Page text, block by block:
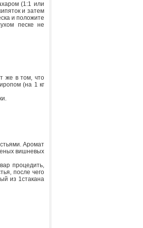
(1:1 или
и затем
и положите
песке не
же в том, что
(на 1 кг
Аромат
вишневых
процедить,
после чего
из 1стакана